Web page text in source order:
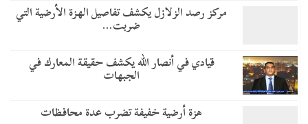
مركز رصد الزلازل يكشف تفاصيل الهزة الأرضية التي
ضربت…
قيادي في أنصار الله يكشف حقيقة المعارك في
الجبهات
هزة أرضية خفيفة تضرب عدة محافظات